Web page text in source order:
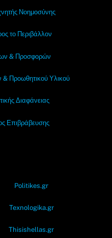
Νοημοσύνης
το Περιβάλλον
& Προσφορών
Προωθητικού Υλικού
Διαφάνειας
Επιβράβευσης
Politikes.gr
Texnologika.gr
Thisishellas.gr